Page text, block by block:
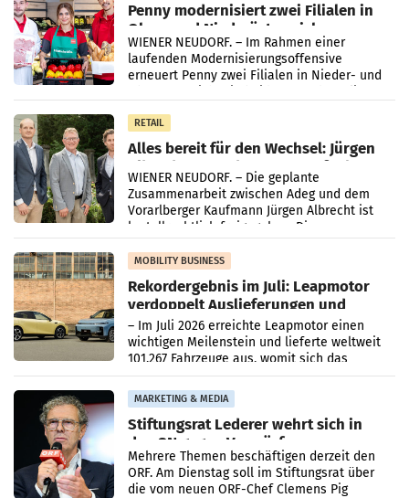
Penny modernisiert zwei Filialen in
Ober- und Niederösterreich
WIENER NEUDORF. – Im Rahmen einer
laufenden Modernisierungsoffensive
erneuert Penny zwei Filialen in Nieder- und
RETAIL
Alles bereit für den Wechsel: Jürgen
Albrecht setzt ab 1.1.2027 auf Adeg
WIENER NEUDORF. – Die geplante
Zusammenarbeit zwischen Adeg und dem
Vorarlberger Kaufmann Jürgen Albrecht ist
kartellrechtlich freigegeben: Die
Bundeswettbewerbsbehörde und der
Bundeskartellanwalt
MOBILITY BUSINESS
Rekordergebnis im Juli: Leapmotor
verdoppelt Auslieferungen und
überschreitet die 100.000er-Marke
– Im Juli 2026 erreichte Leapmotor einen
wichtigen Meilenstein und lieferte weltweit
101.267 Fahrzeuge aus, womit sich das
Ergebnis gegenüber Juli 2025 mehr als
verdoppelte (+102
MARKETING & MEDIA
Stiftungsrat Lederer wehrt sich in
den SN gegen Vorwürfe
Mehrere Themen beschäftigen derzeit den
ORF. Am Dienstag soll im Stiftungsrat über
die vom neuen ORF-Chef Clemens Pig